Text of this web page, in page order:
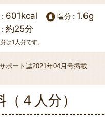
601kcal 塩分 1.6g
約25分
は1人分です。
ポート誌2021年04月号掲載
（４人分）